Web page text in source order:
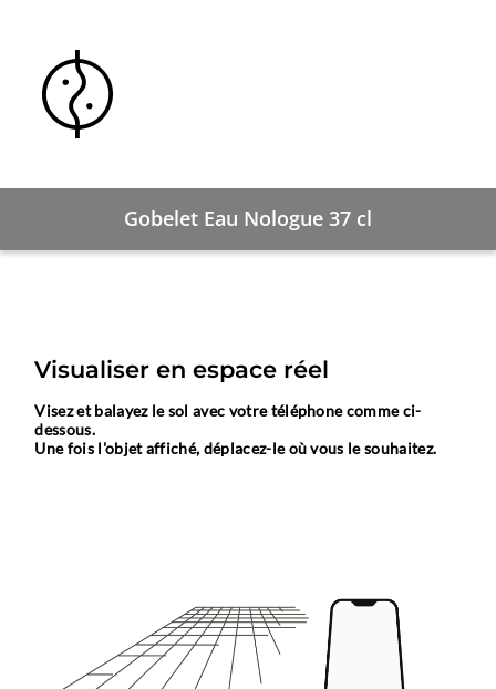
Gobelet Eau Nologue 37 cl
Visualiser en espace réel
Visez et balayez le sol avec votre téléphone comme ci-
dessous.
Une fois l'objet affiché, déplacez-le où vous le souhaitez.